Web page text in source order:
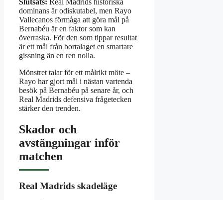
Slutsats: Real Madrids historiska
dominans är odiskutabel, men Rayo
Vallecanos förmåga att göra mål på
Bernabéu är en faktor som kan
överraska. För den som tippar resultat
är ett mål från bortalaget en smartare
gissning än en ren nolla.
Mönstret talar för ett målrikt möte –
Rayo har gjort mål i nästan vartenda
besök på Bernabéu på senare år, och
Real Madrids defensiva frågetecken
stärker den trenden.
Skador och
avstängningar inför
matchen
Real Madrids skadeläge